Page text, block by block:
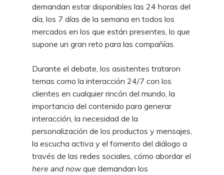
demandan estar disponibles las 24 horas del
día, los 7 días de la semana en todos los
mercados en los que están presentes, lo que
supone un gran reto para las compañías.
Durante el debate, los asistentes trataron
temas como la interacción 24/7 con los
clientes en cualquier rincón del mundo, la
importancia del contenido para generar
interacción, la necesidad de la
personalización de los productos y mensajes,
la escucha activa y el fomento del diálogo a
través de las redes sociales, cómo abordar el
here and nowque demandan los